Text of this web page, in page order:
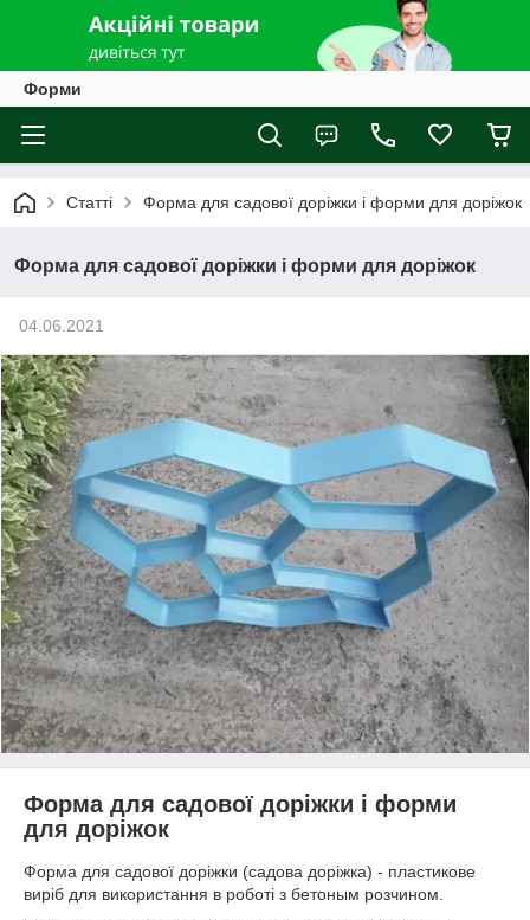
Форми
Статті Форма для садової доріжки і форми для доріжок
Форма для садової доріжки і форми для доріжок
04.06.2021
Форма для садової доріжки і форми
для доріжок
Форма для садової доріжки (садова доріжка) - пластикове
виріб для використання в роботі з бетоным розчином.